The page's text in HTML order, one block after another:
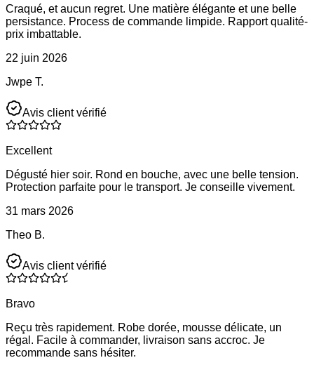
Craqué, et aucun regret. Une matière élégante et une belle
persistance. Process de commande limpide. Rapport qualité-
prix imbattable.
22 juin 2026
Jwpe T.
Avis client vérifié
Excellent
Dégusté hier soir. Rond en bouche, avec une belle tension.
Protection parfaite pour le transport. Je conseille vivement.
31 mars 2026
Theo B.
Avis client vérifié
Bravo
Reçu très rapidement. Robe dorée, mousse délicate, un
régal. Facile à commander, livraison sans accroc. Je
recommande sans hésiter.